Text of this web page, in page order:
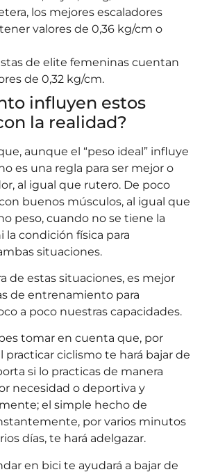
los mejores escaladores
valores de 0,36 kg/cm o
de elite femeninas cuentan
de 0,32 kg/cm.
influyen estos
la realidad?
aunque el “peso ideal” influye
es una regla para ser mejor o
al igual que rutero. De poco
buenos músculos, al igual que
peso, cuando no se tiene la
la condición física para
situaciones.
de estas situaciones, es mejor
de entrenamiento para
a poco nuestras capacidades.
tomar en cuenta que, por
practicar ciclismo te hará bajar de
si lo practicas de manera
necesidad o deportiva y
el simple hecho de
por varios minutos
días, te hará adelgazar.
en bici te ayudará a bajar de